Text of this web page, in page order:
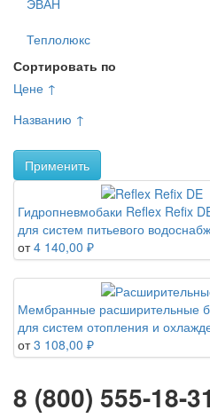
ЭВАН
Теплолюкс
Сортировать по
Цене ↑
Названию ↑
Применить
Гидропневмобаки Reflex Refix
для систем питьевого
от 4 140,00 ₽
Мембранные расширительные
для систем отопления и
от 3 108,00 ₽
8 (800) 555-18-31